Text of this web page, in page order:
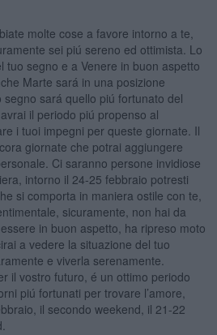
molte cose a favore intorno a te,
sei piú sereno ed ottimista. Lo
tuo segno e a Venere in buon aspetto
Marte sará in una posizione
sará quello piú fortunato del
il periodo piú propenso al
i tuoi impegni per queste giornate. Il
giornate che potrai aggiungere
Ci saranno persone invidiose
intorno il 24-25 febbraio potresti
si comporta in maniera ostile con te,
sicuramente, non hai da
in buon aspetto, ha ripreso moto
a vedere la situazione del tuo
e viverla serenamente.
il vostro futuro, é un ottimo periodo
piú fortunati per trovare l’amore,
il secondo weekend, il 21-22